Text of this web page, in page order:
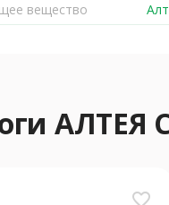
вещество
АЛТЕЯ
favorite_border